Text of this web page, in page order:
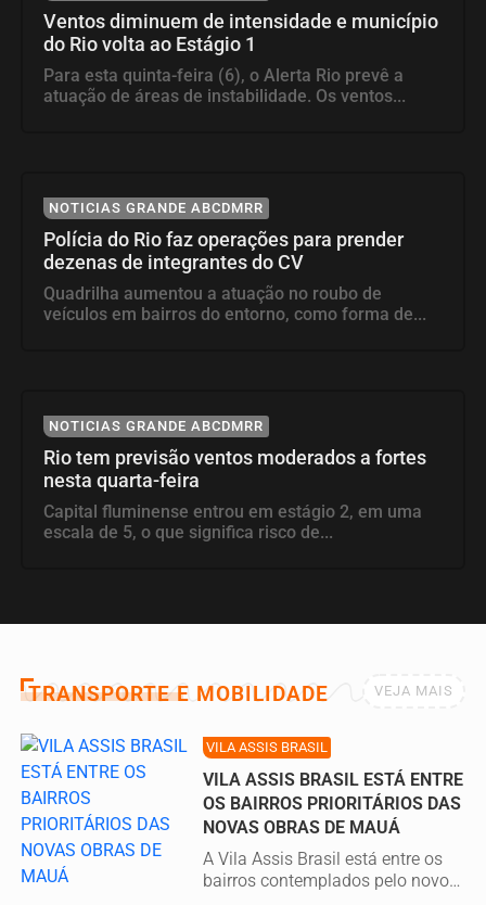
Ventos diminuem de intensidade e município
do Rio volta ao Estágio 1
Para esta quinta-feira (6), o Alerta Rio prevê a
atuação de áreas de instabilidade. Os ventos...
NOTICIAS GRANDE ABCDMRR
Polícia do Rio faz operações para prender
dezenas de integrantes do CV
Quadrilha aumentou a atuação no roubo de
veículos em bairros do entorno, como forma de...
NOTICIAS GRANDE ABCDMRR
Rio tem previsão ventos moderados a fortes
nesta quarta-feira
Capital fluminense entrou em estágio 2, em uma
escala de 5, o que significa risco de...
TRANSPORTE E MOBILIDADE VEJA MAIS
VILA ASSIS BRASIL
VILA ASSIS BRASIL ESTÁ ENTRE
OS BAIRROS PRIORITÁRIOS DAS
NOVAS OBRAS DE MAUÁ
A Vila Assis Brasil está entre os
bairros contemplados pelo novo